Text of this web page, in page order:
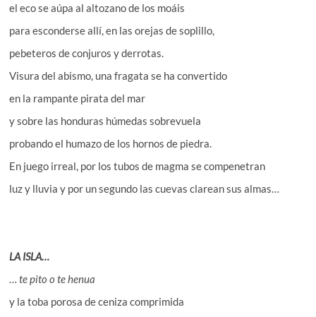
el eco se aúpa al altozano de los moáis
para esconderse allí, en las orejas de soplillo,
pebeteros de conjuros y derrotas.
Visura del abismo, una fragata se ha convertido
en la rampante pirata del mar
y sobre las honduras húmedas sobrevuela
probando el humazo de los hornos de piedra.
En juego irreal, por los tubos de magma se compenetran
luz y lluvia y por un segundo las cuevas clarean sus almas…
LA ISLA…
…te pito o te henua
y la toba porosa de ceniza comprimida